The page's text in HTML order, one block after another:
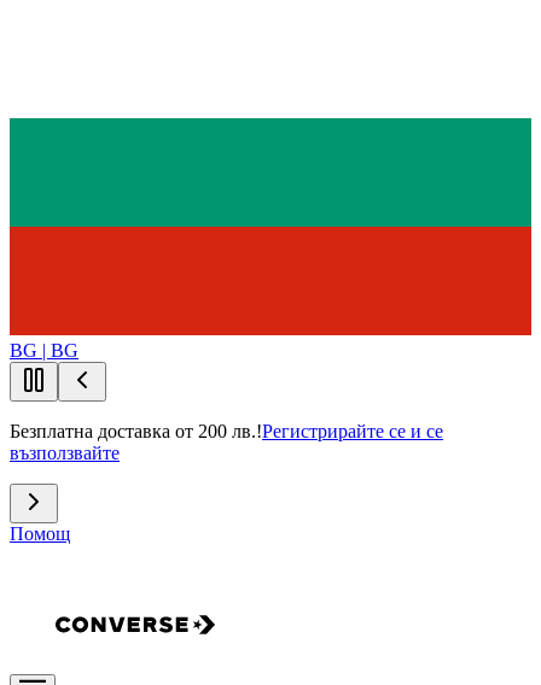
BG | BG
Безплатна доставка от 200 лв.!Регистрирайте се и се
възползвайте
Помощ